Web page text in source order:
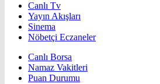
Canlı Tv
Yayın Akışları
Sinema
Nöbetçi Eczaneler
Canlı Borsa
Namaz Vakitleri
Puan Durumu